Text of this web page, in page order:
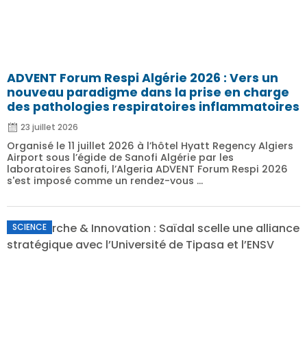
ADVENT Forum Respi Algérie 2026 : Vers un
nouveau paradigme dans la prise en charge
des pathologies respiratoires inflammatoires
23 juillet 2026
Organisé le 11 juillet 2026 à l’hôtel Hyatt Regency Algiers
Airport sous l’égide de Sanofi Algérie par les
laboratoires Sanofi, l’Algeria ADVENT Forum Respi 2026
s'est imposé comme un rendez-vous ...
SCIENCE